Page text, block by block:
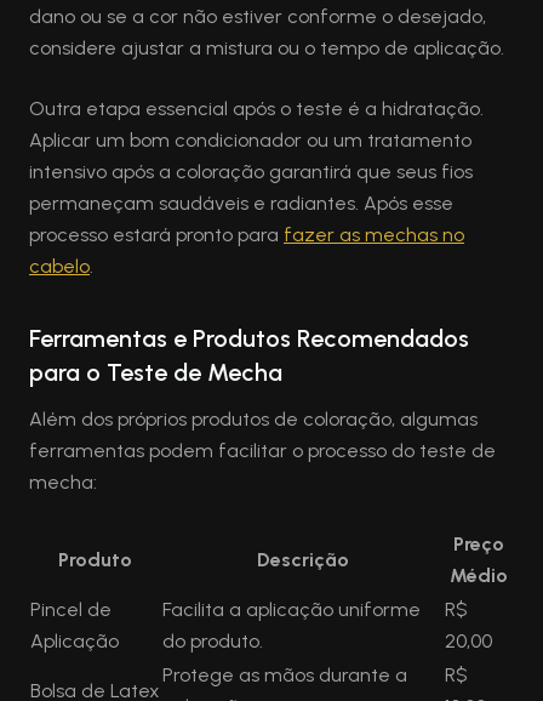
dano ou se a cor não estiver conforme o desejado,
considere ajustar a mistura ou o tempo de aplicação.
Outra etapa essencial após o teste é a hidratação.
Aplicar um bom condicionador ou um tratamento
intensivo após a coloração garantirá que seus fios
permaneçam saudáveis e radiantes. Após esse
processo estará pronto para fazer as mechas no
cabelo.
Ferramentas e Produtos Recomendados
para o Teste de Mecha
Além dos próprios produtos de coloração, algumas
ferramentas podem facilitar o processo do teste de
mecha:
Produto Descrição
Preço
Médio
Pincel de
Aplicação
Facilita a aplicação uniforme
do produto.
R$
20,00
Bolsa de Latex
Protege as mãos durante a
R$